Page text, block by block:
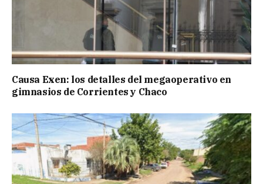
Causa Exen: los detalles del megaoperativo en
gimnasios de Corrientes y Chaco